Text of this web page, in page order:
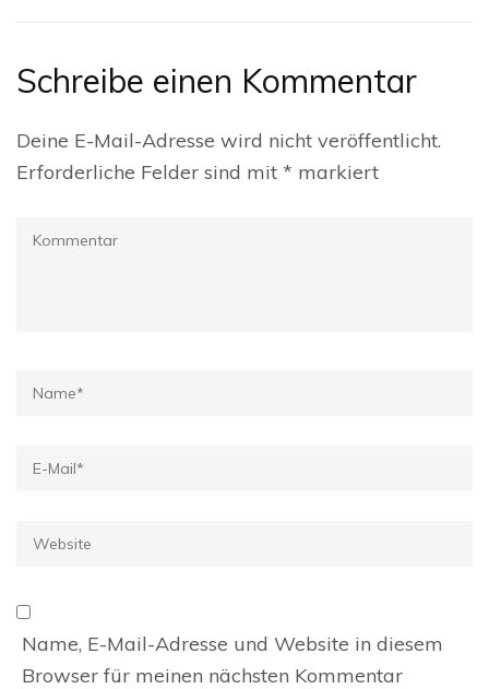
Schreibe einen Kommentar
Deine E-Mail-Adresse wird nicht veröffentlicht.
Erforderliche Felder sind mit * markiert
Kommentar
Name*
E-
Website
Name, E-Mail-Adresse und Website in diesem
Browser für meinen nächsten Kommentar